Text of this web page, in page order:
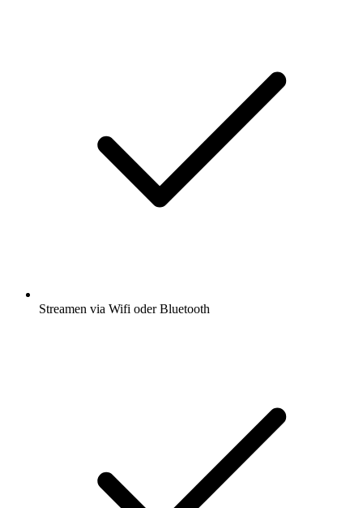
Streamen via Wifi oder Bluetooth